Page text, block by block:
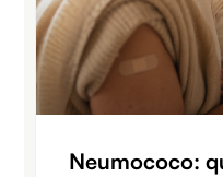
Neumococo: